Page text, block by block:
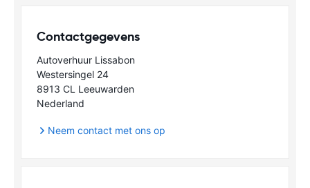
Contactgegevens
Autoverhuur Lissabon
Westersingel 24
8913 CL Leeuwarden
Nederland
Neem contact met ons op